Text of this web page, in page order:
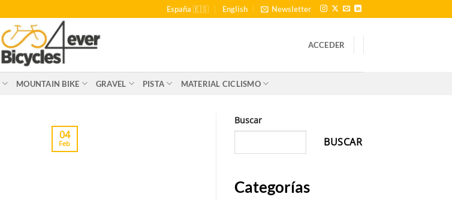
España 🇪🇸 English Newsletter
ACCEDER
MOUNTAIN BIKE GRAVEL PISTA MATERIAL CICLISMO
04
Feb
Buscar
BUSCAR
Categorías